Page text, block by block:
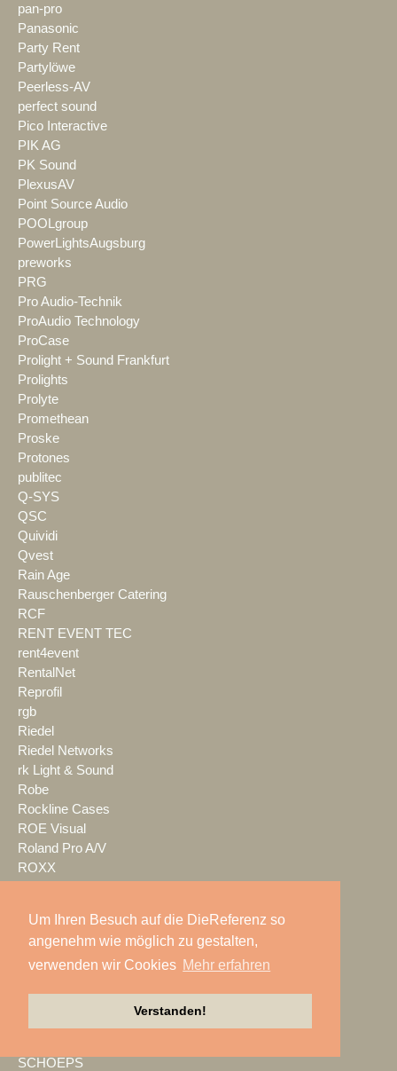
Um Ihren Besuch auf die DieReferenz so
angenehm wie möglich zu gestalten,
verwenden wir Cookies Mehr erfahren
Verstanden!
pan-pro
Panasonic
Party Rent
Partylöwe
Peerless-AV
perfect sound
Pico Interactive
PIK AG
PK Sound
PlexusAV
Point Source Audio
POOLgroup
PowerLightsAugsburg
preworks
PRG
Pro Audio-Technik
ProAudio Technology
ProCase
Prolight + Sound Frankfurt
Prolights
Prolyte
Promethean
Proske
Protones
publitec
Q-SYS
QSC
Quividi
Qvest
Rain Age
Rauschenberger Catering
RCF
RENT EVENT TEC
rent4event
RentalNet
Reprofil
rgb
Riedel
Riedel Networks
rk Light & Sound
Robe
Rockline Cases
ROE Visual
Roland Pro A/V
ROXX
Salzbrenner
Samsung
satis&fy
Schallwerk Audiotechnik
SCHOEPS